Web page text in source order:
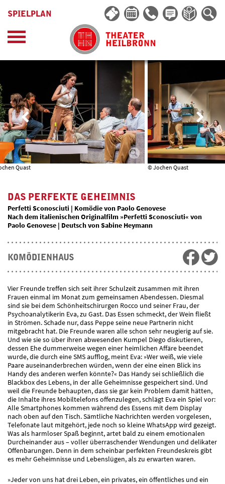
SPIELPLAN
Quast © Jochen Quast
DAS PERFEKTE GEHEIMNIS
Perfetti Sconosciuti | Komödie von Paolo Genovese
Nach dem italienischen Originalfilm »Perfetti Sconosciuti« von
Paolo Genovese | Deutsch von Sabine Heymann
KOMÖDIENHAUS
Vier Freunde treffen sich seit ihrer Schulzeit zusammen mit ihren
Frauen einmal im Monat zum gemeinsamen Abendessen. Diesmal
sind sie bei dem Schönheitschirurgen Rocco und seiner Frau, der
Psychoanalytikerin Eva, zu Gast. Das Essen schmeckt, der Wein fließt
in Strömen. Schade nur, dass Peppe seine neue Partnerin nicht
mitgebracht hat. Die Freunde waren alle schon sehr neugierig auf sie.
Und wie sie so über ihren abwesenden Kumpel Diego diskutieren,
dessen Ehe dummerweise wegen einer heimlichen Affäre beendet
wurde, die durch eine SMS aufflog, meint Eva: »Wer weiß, wie viele
Paare auseinanderbrechen würden, wenn der eine einen Blick ins
Handy des anderen werfen könnte?« Das Handy sei schließlich die
Blackbox des Lebens, in der alle Geheimnisse gespeichert sind. Und
weil die Freunde behaupten, dass sie gar kein Problem damit hätten,
die Inhalte ihres Mobiltelefons offenzulegen, schlägt Eva ein Spiel vor:
Alle Smartphones kommen während des Essens mit dem Display
nach oben auf den Tisch. Sämtliche Nachrichten werden vorgelesen,
Telefonate laut mitgehört, jede noch so kleine WhatsApp wird gezeigt.
Was als harmloser Spaß beginnt, artet bald zu einem emotionalen
Durcheinander aus – voller überraschender Wendungen und delikater
Offenbarungen. Denn in dem scheinbar perfekten Freundeskreis gibt
es mehr Geheimnisse und Lebenslügen, als zu erwarten waren.
»Jeder von uns hat drei Leben, ein privates, ein öffentliches und ein